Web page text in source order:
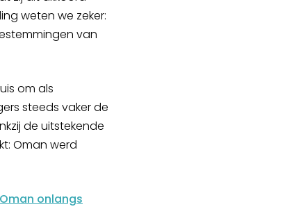
weten we zeker:
van
om als
steeds vaker de
de uitstekende
Oman werd
onlangs